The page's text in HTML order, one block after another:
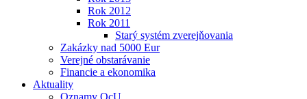
Rok 2012
Rok 2011
Starý systém zverejňovania
Zakázky nad 5000 Eur
Verejné obstarávanie
Financie a ekonomika
Aktuality
Oznamy OcU